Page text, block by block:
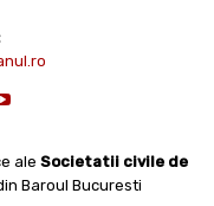
ale Societatii civile de
Baroul Bucuresti